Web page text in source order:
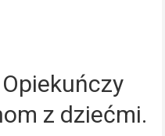
z dziećmi.